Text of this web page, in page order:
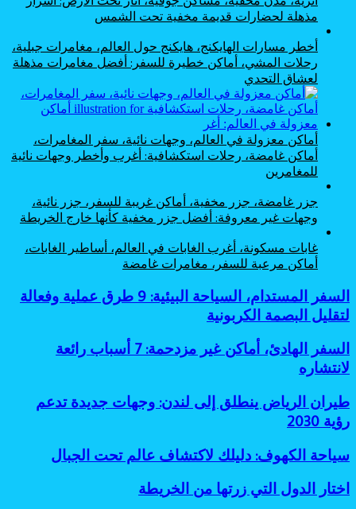
مذهلة لحضارات قديمة مخفية تحت الشمس
أخطر مسارات الهايكنج، هايكنج حول العالم، مغامرات جبلية،
رحلات المشي، أماكن خطيرة للسفر: أفضل مغامرات مذهلة
لعشاق التحدي
أماكن معزولة في العالم، وجهات نائية، سفر المغامرات،
أماكن غامضة، رحلات استكشافية: أغرب وأخطر وجهات نائية
للمغامرين
جزر غامضة، جزر مخفية، أماكن غريبة للسفر، جزر نائية،
وجهات غير معروفة: أفضل جزر مخفية كأنها خارج الخريطة
غابات مسكونة، أغرب الغابات في العالم، أساطير الغابات،
أماكن مرعبة للسفر، مغامرات غامضة
السفر
المستدام،
السياحة
البيئية:
9
طرق
وفعالة
لتقليل
البصمة
السفر المستدام، السياحة البيئية: 9 طرق عملية وفعالة
لتقليل البصمة الكربونية
السفر
الهادئ،
أماكن
مزدحمة:
7
رائعة
لانتشاره
السفر الهادئ، أماكن غير مزدحمة: 7 أسباب رائعة
لانتشاره
طيران
الرياض
ينطلق
لندن:
جديدة
طيران الرياض ينطلق إلى لندن: وجهات جديدة تدعم
رؤية 2030
سياحة
الكهوف:
دليلك
لاكتشاف
سياحة الكهوف: دليلك لاكتشاف عالم تحت الجبال
اختار
الدول
اختار الدول التي زرتها من الخريطة